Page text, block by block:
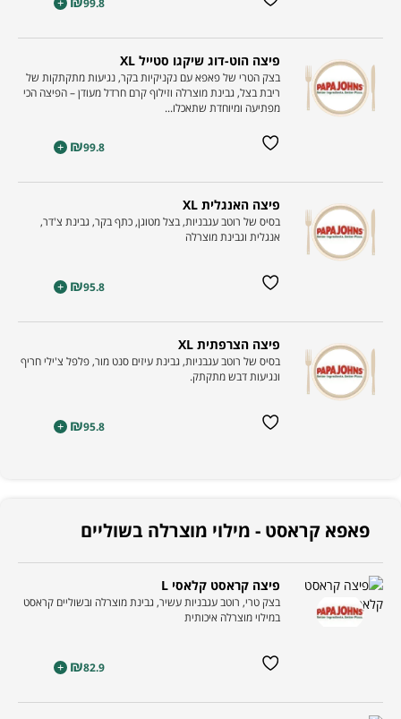
99.8
+
פיצה הוט-דוג שיקגו סטייל XL
בצק הטרי של פאפא עם נקניקיות בקר, נגיעות מתקתקות של
ריבת בצל, גבינת מוצרלה וזילוף קרם חרדל מעודן – הפיצה הכי
מפתיעה ומיוחדת שתאכלו...
₪99.8
+
פיצה האנגלית XL
בסיס של רוטב עגבניות, בצל מטוגן, כתף בקר, גבינת צ'דר,
אנגלית וגבינת מוצרלה
₪95.8
+
פיצה הצרפתית XL
בסיס של רוטב עגבניות, גבינת עיזים סנט מור, פלפל צ'ילי חריף
ונגיעות דבש מתקתק.
₪95.8
+
פאפא קראסט - מילוי מוצרלה בשוליים
פיצה קראסט קלאסי L
בצק טרי, רוטב עגבניות עשיר, גבינת מוצרלה ובשוליים קראסט
במילוי מוצרלה איכותית
₪82.9
+